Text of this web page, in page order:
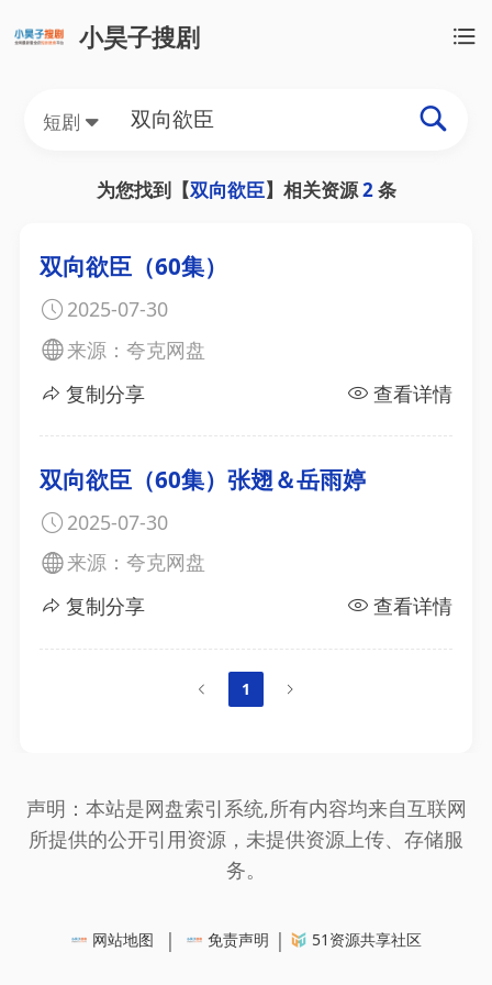
小昊子搜剧
短剧
为您找到【双向欲臣】相关资源2条
双向欲臣（60集）
2025-07-30
来源：夸克网盘
复制分享
查看详情
双向欲臣（60集）张翅＆岳雨婷
2025-07-30
来源：夸克网盘
复制分享
查看详情
1
声明：本站是网盘索引系统,所有内容均来自互联网
所提供的公开引用资源，未提供资源上传、存储服
务。
网站地图 | 免责声明 | 51资源共享社区